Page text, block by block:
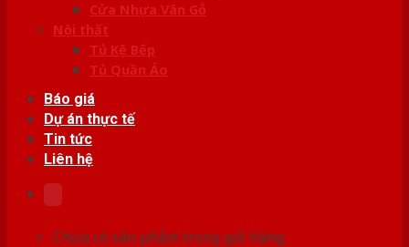
Cửa Nhựa Vân Gỗ
Nội thất
Tủ Kệ Bếp
Tủ Quần Áo
Báo giá
Dự án thực tế
Tin tức
Liên hệ
Chưa có sản phẩm trong giỏ hàng.